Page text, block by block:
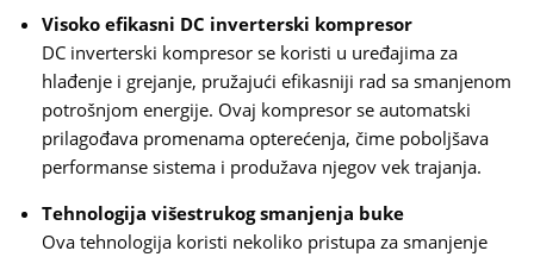
Visoko efikasni DC inverterski kompresor
DC inverterski kompresor se koristi u uređajima za
hlađenje i grejanje, pružajući efikasniji rad sa smanjenom
potrošnjom energije. Ovaj kompresor se automatski
prilagođava promenama opterećenja, čime poboljšava
performanse sistema i produžava njegov vek trajanja.
Tehnologija višestrukog smanjenja buke
Ova tehnologija koristi nekoliko pristupa za smanjenje